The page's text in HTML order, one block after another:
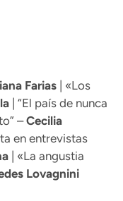
Farias
| «Los
| “El país de nunca
–Cecilia
en entrevistas
| «La angustia
Lovagnini